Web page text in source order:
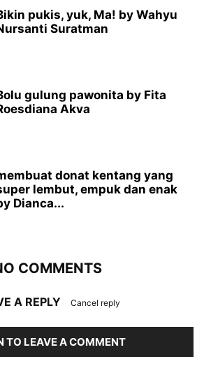
pukis, yuk, Ma! by Wahyu
Suratman
gulung pawonita by Fita
Akva
donat kentang yang
lembut, empuk dan enak
Dianca...
COMMENTS
A REPLY Cancel reply
TO LEAVE A COMMENT